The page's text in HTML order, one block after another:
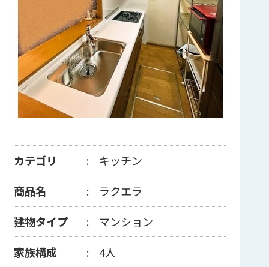
カテゴリ
キッチン
商品名
ラクエラ
建物タイプ
マンション
家族構成
4人